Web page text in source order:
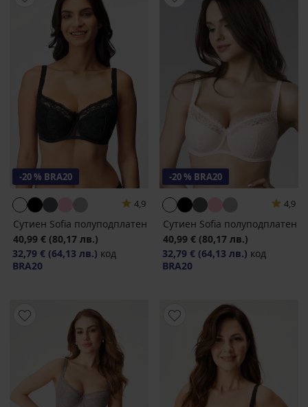
-20 % BRA20
4,9
Сутиен Sofia полуподплатен
40,99 € (80,17 лв.)
32,79 € (64,13 лв.) код
BRA20
-20 % BRA20
4,9
Сутиен Sofia полуподплатен
40,99 € (80,17 лв.)
32,79 € (64,13 лв.) код
BRA20